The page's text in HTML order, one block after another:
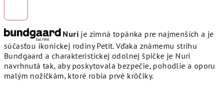
Nuri je zimná topánka pre najmenších a je
súčasťou ikonickej rodiny Petit. Vďaka známemu strihu
Bundgaard a charakteristickej odolnej špičke je Nuri
navrhnutá tak, aby poskytovala bezpečie, pohodlie a oporu
malým nožičkám, ktoré robia prvé krôčiky.